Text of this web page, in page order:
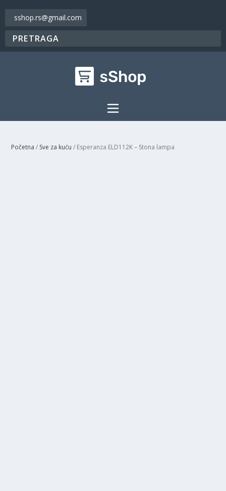
sshop.rs@gmail.com
Početna / Sve za kuću / Esperanza ELD112K – Stona lampa